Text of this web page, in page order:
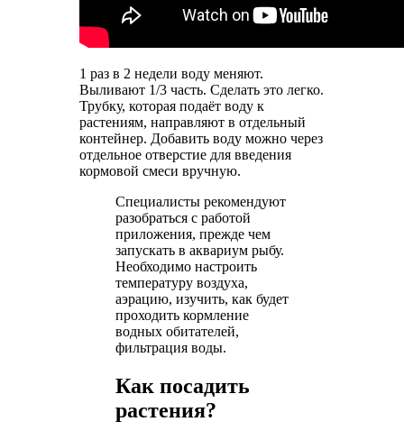
1 раз в 2 недели воду меняют.
Выливают 1/3 часть. Сделать это легко.
Трубку, которая подаёт воду к
растениям, направляют в отдельный
контейнер. Добавить воду можно через
отдельное отверстие для введения
кормовой смеси вручную.
Специалисты рекомендуют
разобраться с работой
приложения, прежде чем
запускать в аквариум рыбу.
Необходимо настроить
температуру воздуха,
аэрацию, изучить, как будет
проходить кормление
водных обитателей,
фильтрация воды.
Как посадить
растения?